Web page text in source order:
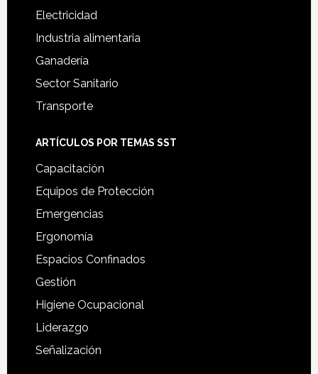
Electricidad
Industria alimentaria
Ganadería
Sector Sanitario
Transporte
ARTÍCULOS POR TEMAS SST
Capacitación
Equipos de Protección
Emergencias
Ergonomía
Espacios Confinados
Gestión
Higiene Ocupacional
Liderazgo
Señalización